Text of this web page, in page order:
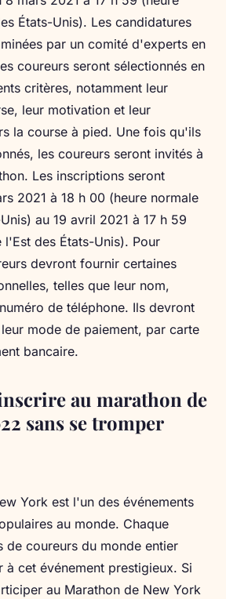
États-Unis). Les candidatures
par un comité d'experts en
coureurs seront sélectionnés en
critères, notamment leur
leur motivation et leur
la course à pied. Une fois qu'ils
les coureurs seront invités à
Les inscriptions seront
2021 à 18 h 00 (heure normale
au 19 avril 2021 à 17 h 59
l'Est des États-Unis). Pour
devront fournir certaines
telles que leur nom,
de téléphone. Ils devront
mode de paiement, par carte
bancaire.
au marathon de
sans se tromper
York est l'un des événements
au monde. Chaque
de coureurs du monde entier
à cet événement prestigieux. Si
au Marathon de New York